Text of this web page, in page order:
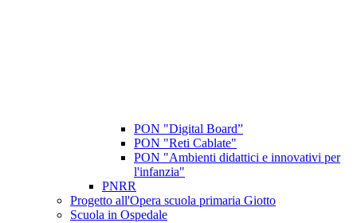
PON "Digital Board”
PON "Reti Cablate"
PON "Ambienti didattici e innovativi per
l'infanzia"
PNRR
Progetto all'Opera scuola primaria Giotto
Scuola in Ospedale